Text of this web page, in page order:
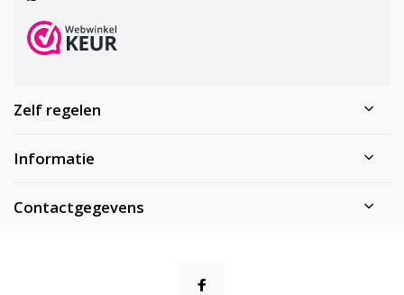
Zelf regelen
Informatie
Contactgegevens